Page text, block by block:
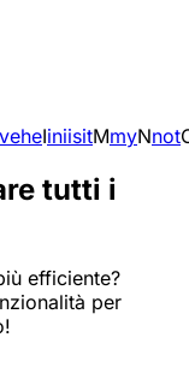
heIiniisitMmyNnot
tutti i
efficiente?
per